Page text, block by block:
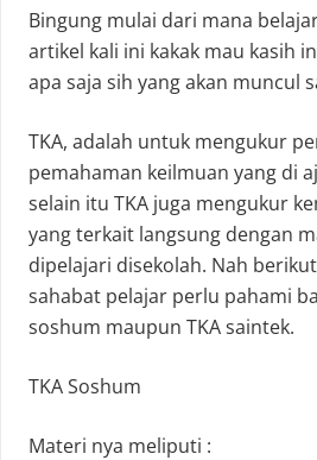
Bingung mulai dari mana
artikel kali ini kakak mau kasih
apa saja sih yang akan muncul
TKA, adalah untuk mengukur
pemahaman keilmuan yang di
selain itu TKA juga mengukur
yang terkait langsung dengan
dipelajari disekolah. Nah
sahabat pelajar perlu pahami
soshum maupun TKA saintek.
TKA Soshum
Materi nya meliputi :